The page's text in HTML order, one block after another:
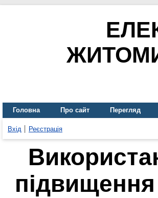
Головна Про сайт Перегляд
Вхід Реєстрація